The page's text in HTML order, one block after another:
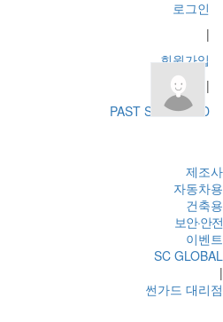
로그인
|
회원가입
|
PAST SUN-GARD
제조사
자동차용
건축용
보안·안전
이벤트
SC GLOBAL
|
썬가드 대리점